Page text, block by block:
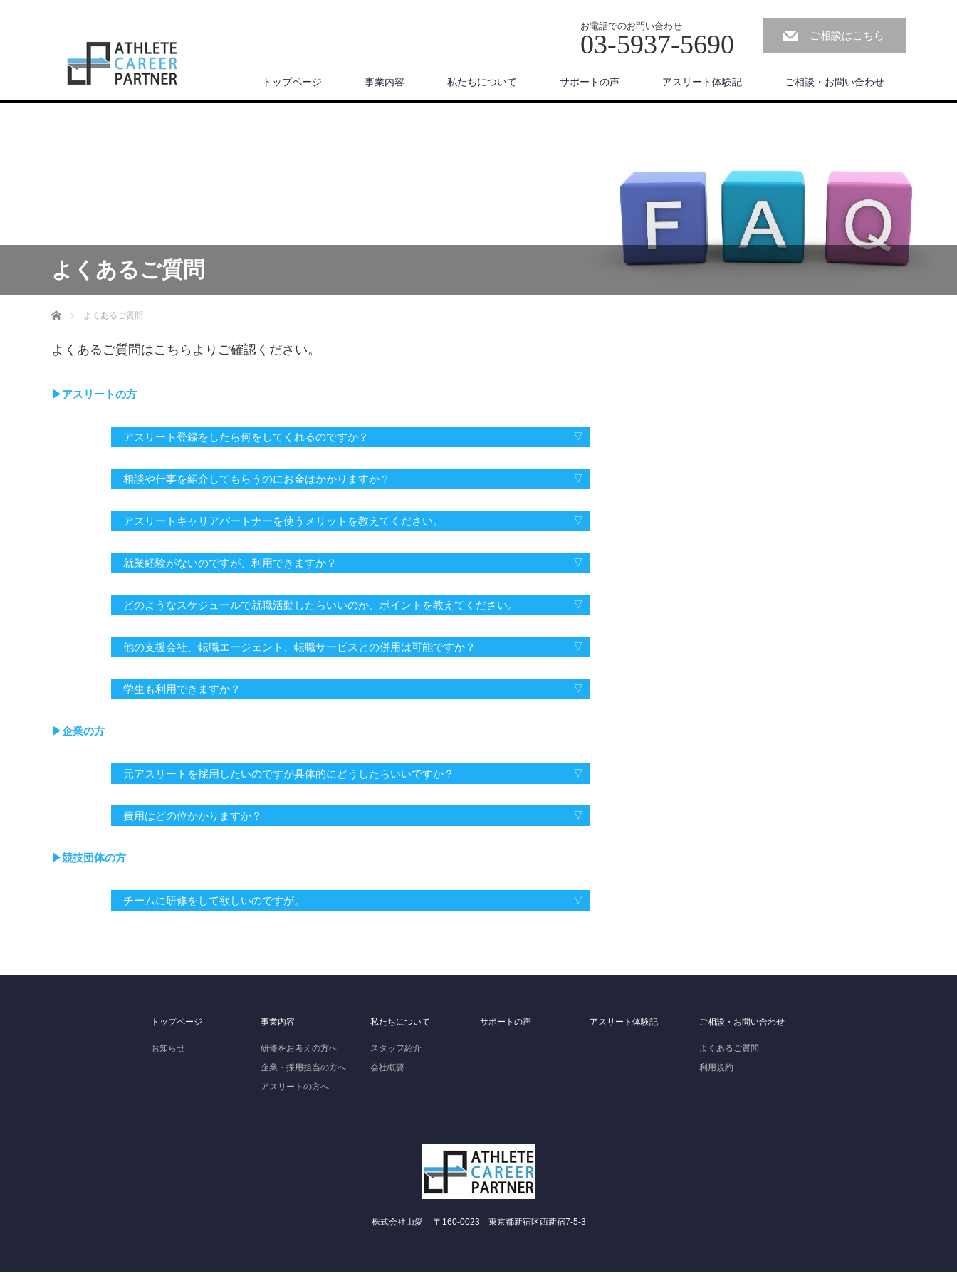
お電話でのお問い合わせ
03-5937-5690 ご相談はこちら
トップページ 事業内容 私たちについて サポートの声 アスリート体験記 ご相談・お問い合わせ
よくあるご質問
ホーム よくあるご質問
よくあるご質問はこちらよりご確認ください。
▶︎アスリートの方
アスリート登録をしたら何をしてくれるのですか？
相談や仕事を紹介してもらうのにお金はかかりますか？
アスリートキャリアパートナーを使うメリットを教えてください。
就業経験がないのですが、利用できますか？
どのようなスケジュールで就職活動したらいいのか、ポイントを教えてください。
他の支援会社、転職エージェント、転職サービスとの併用は可能ですか？
学生も利用できますか？
▶︎企業の方
元アスリートを採用したいのですが具体的にどうしたらいいですか？
費用はどの位かかりますか？
▶︎競技団体の方
チームに研修をして欲しいのですが。
トップページ
お知らせ
事業内容
研修をお考えの方へ
企業・採用担当の方へ
アスリートの方へ
私たちについて
スタッフ紹介
会社概要
サポートの声 アスリート体験記 ご相談・お問い合わせ
よくあるご質問
利用規約
株式会社山愛 〒160-0023 東京都新宿区西新宿7-5-3